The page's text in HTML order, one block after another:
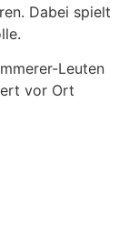
Dabei spielt
Leuten
vor Ort